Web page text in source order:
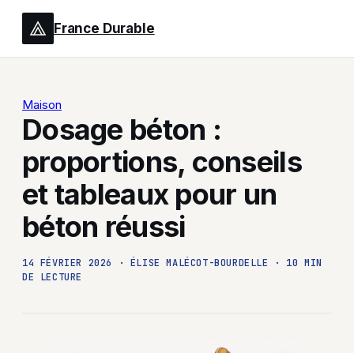
France Durable
Maison
Dosage béton :
proportions, conseils
et tableaux pour un
béton réussi
14 FÉVRIER 2026 · ÉLISE MALÉCOT-BOURDELLE ·
10 MIN
DE LECTURE